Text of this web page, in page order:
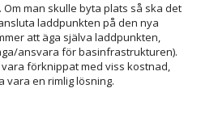
man skulle byta plats så ska det
laddpunkten på den nya
att äga själva laddpunkten,
ansvara för basinfrastrukturen).
förknippat med viss kostnad,
vara en rimlig lösning.